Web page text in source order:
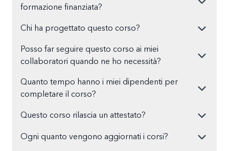
formazione finanziata?
Chi ha progettato questo corso?
Posso far seguire questo corso ai miei
collaboratori quando ne ho necessità?
Quanto tempo hanno i miei dipendenti per
completare il corso?
Questo corso rilascia un attestato?
Ogni quanto vengono aggiornati i corsi?